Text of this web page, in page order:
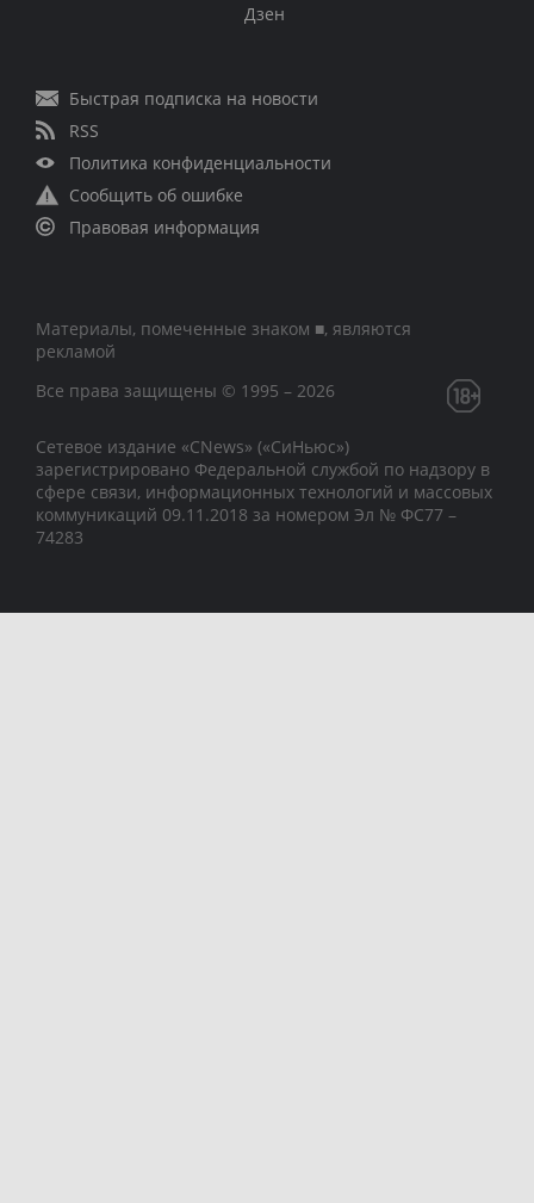
Дзен
Быстрая подписка на новости
RSS
Политика конфиденциальности
Сообщить об ошибке
Правовая информация
Материалы, помеченные знаком ■, являются
рекламой
Все права защищены © 1995 – 2026
Сетевое издание «CNews» («СиНьюс»)
зарегистрировано Федеральной службой по надзору в
сфере связи, информационных технологий и массовых
коммуникаций 09.11.2018 за номером Эл № ФС77 –
74283